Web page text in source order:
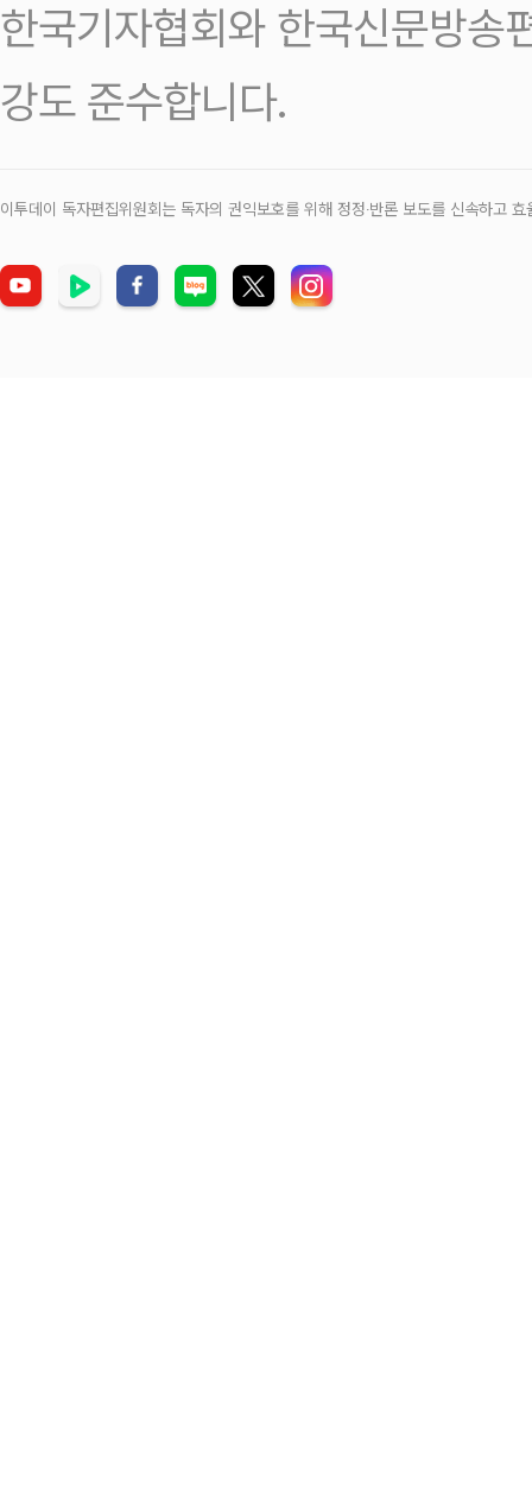
한국기자협회와 한국신문방송
강도 준수합니다.
이투데이 독자편집위원회는 독자의 권익보호를 위해 정정‧반론 보도를 신속하고